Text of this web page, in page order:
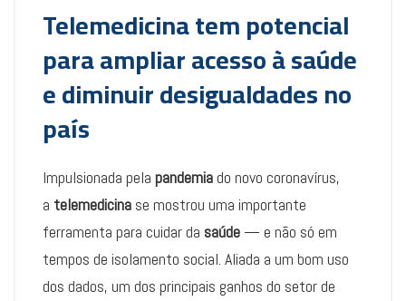
Telemedicina tem potencial
para ampliar acesso à saúde
e diminuir desigualdades no
país
Impulsionada pela pandemiado novo coronavírus,
a telemedicina se mostrou uma importante
ferramenta para cuidar da saúde — e não só em
tempos de isolamento social. Aliada a um bom uso
dos dados, um dos principais ganhos do setor de